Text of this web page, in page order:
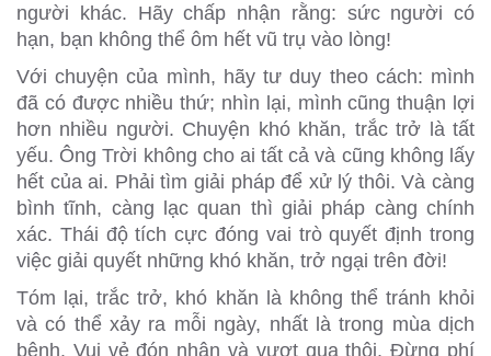
người khác. Hãy chấp nhận rằng: sức người có
hạn, bạn không thể ôm hết vũ trụ vào lòng!
Với chuyện của mình, hãy tư duy theo cách: mình
đã có được nhiều thứ; nhìn lại, mình cũng thuận lợi
hơn nhiều người. Chuyện khó khăn, trắc trở là tất
yếu. Ông Trời không cho ai tất cả và cũng không lấy
hết của ai. Phải tìm giải pháp để xử lý thôi. Và càng
bình tĩnh, càng lạc quan thì giải pháp càng chính
xác. Thái độ tích cực đóng vai trò quyết định trong
việc giải quyết những khó khăn, trở ngại trên đời!
Tóm lại, trắc trở, khó khăn là không thể tránh khỏi
và có thể xảy ra mỗi ngày, nhất là trong mùa dịch
bệnh. Vui vẻ đón nhận và vượt qua thôi. Đừng phí